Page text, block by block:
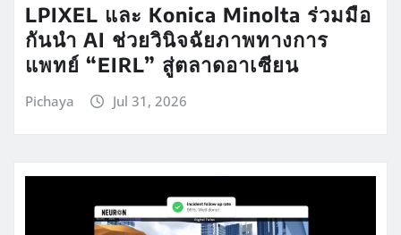
LPIXEL และ Konica Minolta ร่วมมือ
กันนำ AI ช่วยวินิจฉัยภาพทางการ
แพทย์ “EIRL” สู่ตลาดอาเซียน
Pichaya Jul 31, 2026